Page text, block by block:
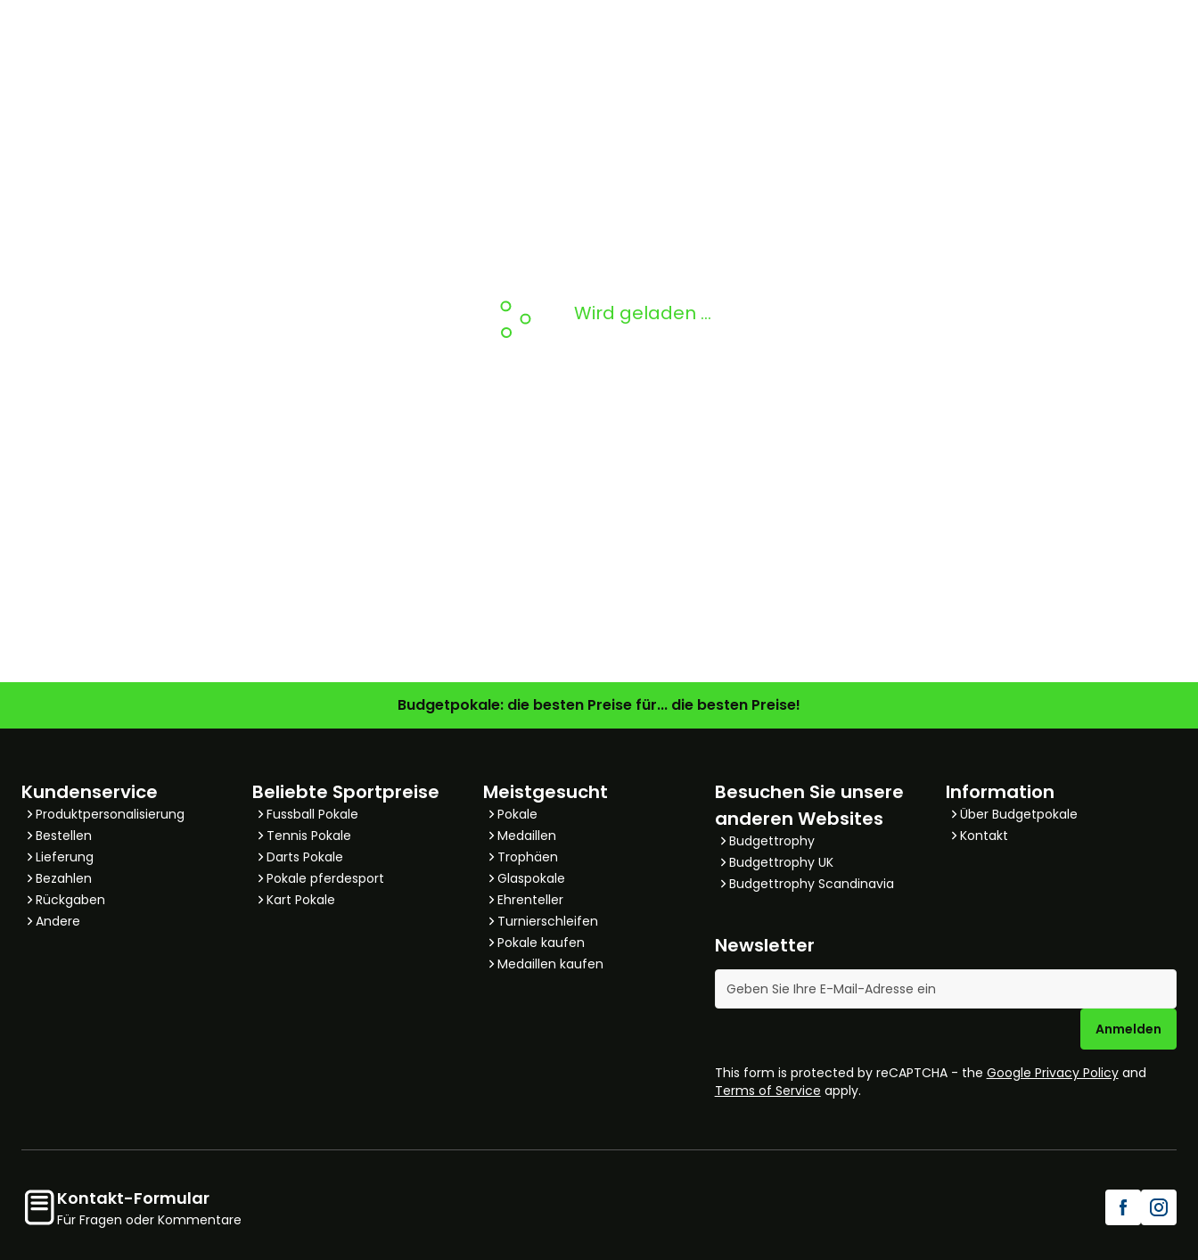
Wird geladen …
Budgetpokale: die besten Preise für... die besten Preise!
Kundenservice
Produktpersonalisierung
Bestellen
Lieferung
Bezahlen
Rückgaben
Andere
Beliebte Sportpreise
Fussball Pokale
Tennis Pokale
Darts Pokale
Pokale pferdesport
Kart Pokale
Meistgesucht
Pokale
Medaillen
Trophäen
Glaspokale
Ehrenteller
Turnierschleifen
Pokale kaufen
Medaillen kaufen
Besuchen Sie unsere
anderen Websites
Budgettrophy
Budgettrophy UK
Budgettrophy Scandinavia
Information
Über Budgetpokale
Kontakt
Newsletter
E-Mail-Adresse
Anmelden
This form is protected by reCAPTCHA - the Google Privacy Policyand
Terms of Service apply.
Kontakt-Formular
Für Fragen oder Kommentare